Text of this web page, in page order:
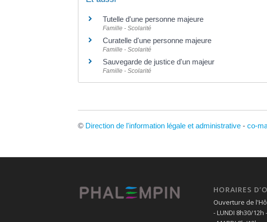
Tutelle d'une personne majeure
Famille - Scolarité
Curatelle d'une personne majeure
Famille - Scolarité
Sauvegarde de justice d'un majeur
Famille - Scolarité
© Direction de l'information légale et administrative - co-
HORAIRES
Ouverture de
- LUNDI 8h30/12h